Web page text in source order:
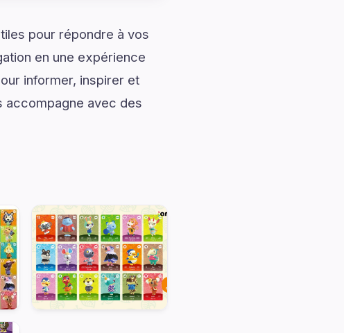
pour répondre à vos
en une expérience
informer, inspirer et
accompagne avec des